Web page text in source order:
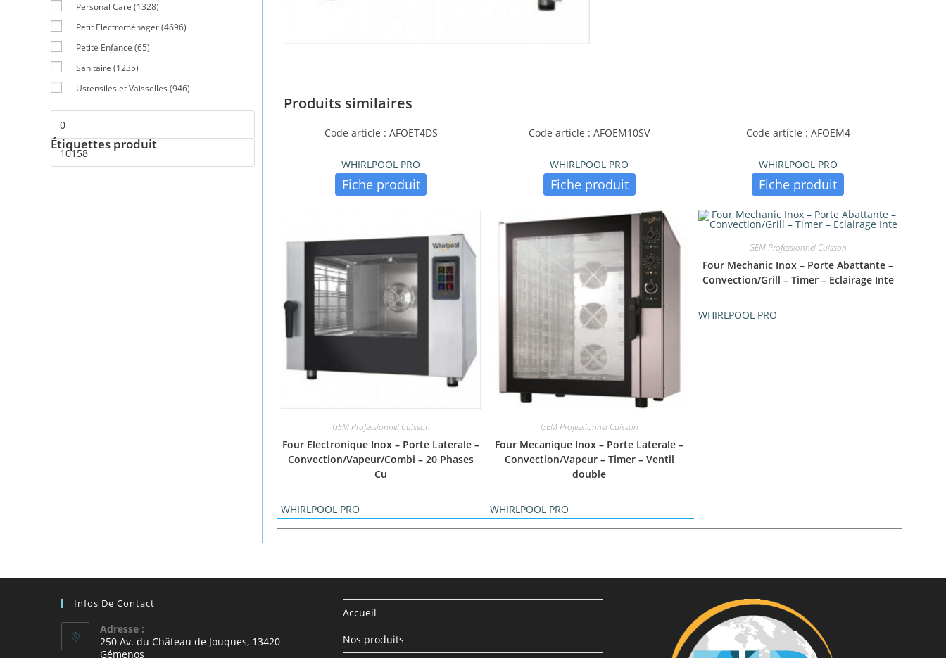
Produits similaires
Code article : AFOET4DS
WHIRLPOOL PRO
Fiche produit
GEM Professionnel Cuisson
Four Electronique Inox – Porte Laterale –
Convection/Vapeur/Combi – 20 Phases
Cu
WHIRLPOOL PRO
Code article : AFOEM10SV
WHIRLPOOL PRO
Fiche produit
GEM Professionnel Cuisson
Four Mecanique Inox – Porte Laterale –
Convection/Vapeur – Timer – Ventil
double
WHIRLPOOL PRO
Code article : AFOEM4
WHIRLPOOL PRO
Fiche produit
GEM Professionnel Cuisson
Four Mechanic Inox – Porte Abattante –
Convection/Grill – Timer – Eclairage Inte
WHIRLPOOL PRO
Personal Care (1328)
Petit Electroménager(4696)
Petite Enfance (65)
Sanitaire (1235)
Ustensiles et Vaisselles (946)
Étiquettes produit
Infos De Contact
Adresse :
250 Av. du Château de Jouques, 13420
Gémenos
Accueil
Nos produits